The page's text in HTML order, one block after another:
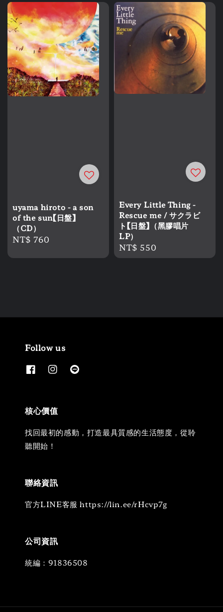
uyama hiroto - a son
of the sun【日盤】
（CD）
Regular
NT$ 760
Every Little Thing -
Rescue me / サクラビ
ト【日盤】（黑膠唱片
LP）
Regular
price
NT$ 550
Follow us
核心價值
找回最初的感動，打造最具質感的生活態度，從聆
聽開始！
聯絡資訊
官方LINE客服 https://lin.ee/rHcvp7g
公司資訊
統編：91836508